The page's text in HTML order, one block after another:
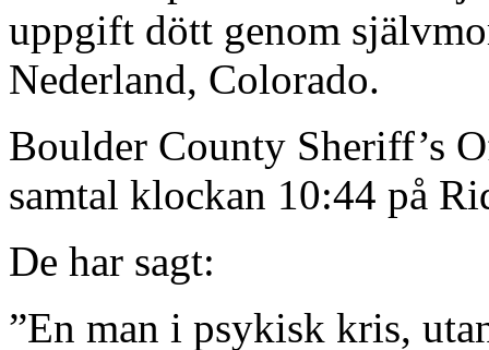
uppgift dött genom
Nederland, Colorado.
Boulder County Sheriff’s
samtal klockan 10:44 på
De har sagt:
”En man i psykisk kris,